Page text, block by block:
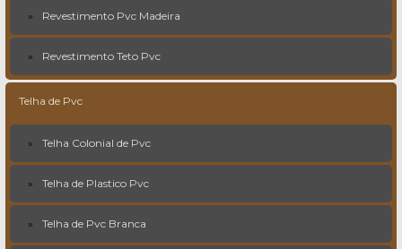
Revestimento Pvc Madeira
Revestimento Teto Pvc
Telha de Pvc
Telha Colonial de Pvc
Telha de Plastico Pvc
Telha de Pvc Branca